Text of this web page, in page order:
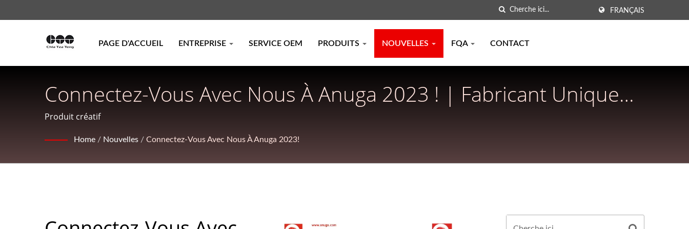
FRANÇAIS
PAGE D'ACCUEIL ENTREPRISE SERVICE OEM PRODUITS NOUVELLES FQA CONTACT
Connectez-Vous Avec Nous À Anuga 2023 ! | Fabricant Unique
De Poudres Aromatisantes Pour Boissons Fabriquées À Taïwan |
CHIA-TZA-TENG INTERNATIONAL CORP.
Produit créatif
Home / Nouvelles / Connectez-Vous Avec Nous À Anuga 2023!